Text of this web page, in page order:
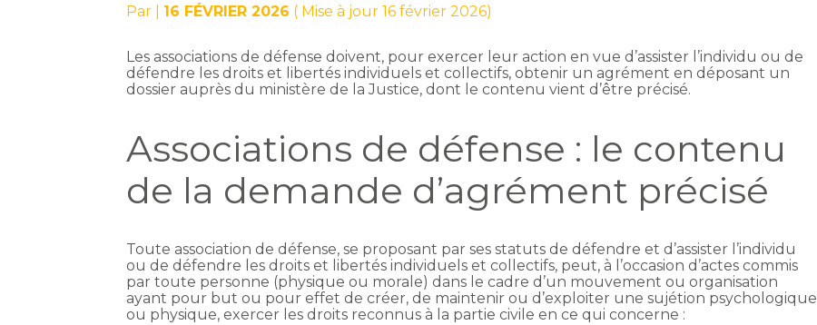
Par 16 FÉVRIER 2026 ( Mise à jour 16 février 2026)
Les associations de défense doivent, pour exercer leur action en vue d’assister l’individu ou de
défendre les droits et libertés individuels et collectifs, obtenir un agrément en déposant un
dossier auprès du ministère de la Justice, dont le contenu vient d’être précisé.
Associations de défense : le contenu
de la demande d’agrément précisé
Toute association de défense, se proposant par ses statuts de défendre et d’assister l’individu
ou de défendre les droits et libertés individuels et collectifs, peut, à l’occasion d’actes commis
par toute personne (physique ou morale) dans le cadre d’un mouvement ou organisation
ayant pour but ou pour effet de créer, de maintenir ou d’exploiter une sujétion psychologique
ou physique, exercer les droits reconnus à la partie civile en ce qui concerne :